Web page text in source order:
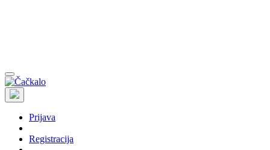
Prijava
Registracija